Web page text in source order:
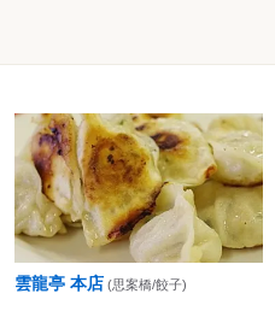
雲龍亭 本店 (思案橋/餃子)